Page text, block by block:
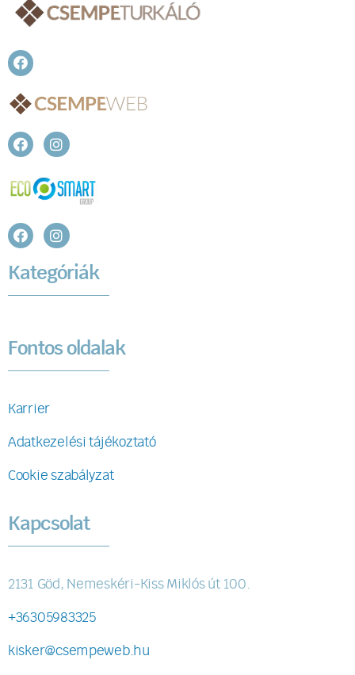
Kategóriák
Fontos oldalak
Karrier
Adatkezelési tájékoztató
Cookie szabályzat
Kapcsolat
2131 Göd, Nemeskéri-Kiss Miklós út 100.
+36305983325
kisker@csempeweb.hu